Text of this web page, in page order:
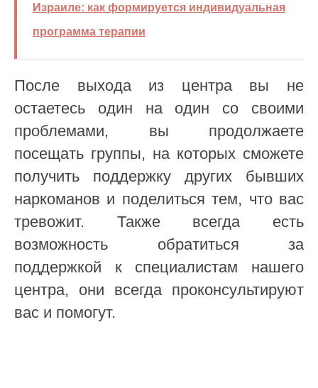
Израиле: как формируется индивидуальная
программа терапии
После выхода из центра вы не
остаетесь один на один со своими
проблемами, вы продолжаете
посещать группы, на которых сможете
получить поддержку других бывших
наркоманов и поделиться тем, что вас
тревожит. Также всегда есть
возможность обратиться за
поддержкой к специалистам нашего
центра, они всегда проконсультируют
вас и помогут.